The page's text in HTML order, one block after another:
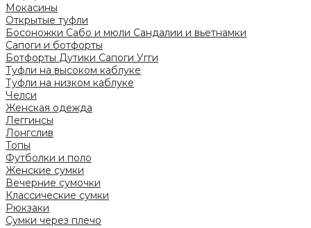
Мокасины
Открытые туфли
Босоножки Сабо и мюли Сандалии и вьетнамки
Сапоги и ботфорты
Ботфорты Дутики Сапоги Угги
Туфли на высоком каблуке
Туфли на низком каблуке
Челси
Женская одежда
Леггинсы
Лонгслив
Топы
Футболки и поло
Женские сумки
Вечерние сумочки
Классические сумки
Рюкзаки
Сумки через плечо